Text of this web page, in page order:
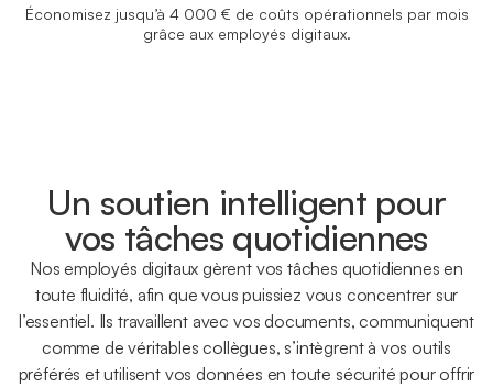
Économisez jusqu’à 4 000 € de coûts opérationnels par mois
grâce aux employés digitaux.
Un soutien intelligent pour
vos tâches quotidiennes
Nos employés digitaux gèrent vos tâches quotidiennes en
toute fluidité, afin que vous puissiez vous concentrer sur
l’essentiel. Ils travaillent avec vos documents, communiquent
comme de véritables collègues, s’intègrent à vos outils
préférés et utilisent vos données en toute sécurité pour offrir